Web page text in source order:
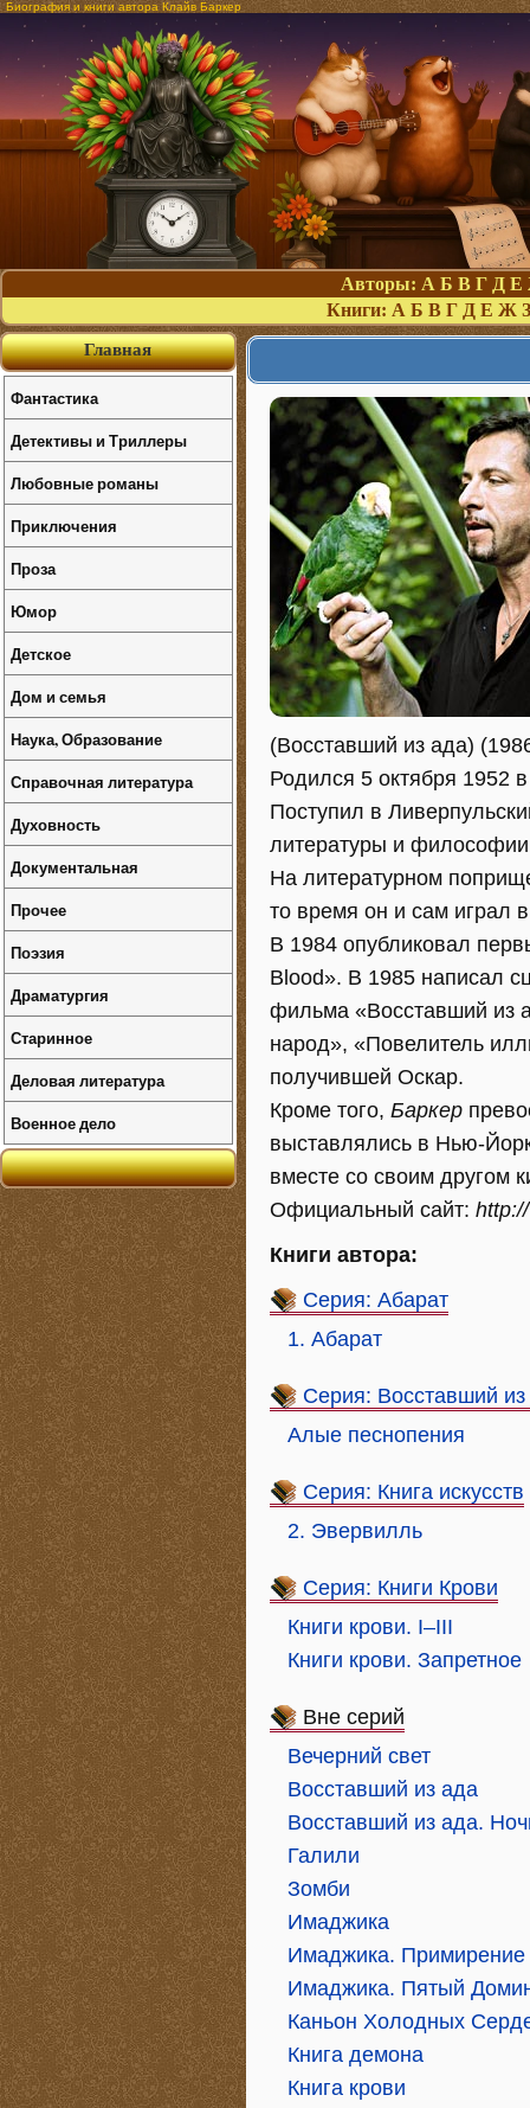
Биография и книги автора Клайв Баркер
Авторы: А Б В Г Д Е
Книги: А Б В Г Д Е Ж З
(Восставший из ада)
Родился 5 октября 1952
Поступил в
литературы и
На литературном
то время он и сам играл
В 1984 опубликовал
Blood». В 1985 написал
фильма «Восставший из
народ», «Повелитель
получившей Оскар.
Кроме того, Баркер
выставлялись в Нью-
вместе со своим другом
Официальный сайт:
Книги автора:
Серия: Абарат
1. Абарат
Серия: Восставший
Алые песнопения
Серия: Книга искусств
2. Эвервилль
Серия: Книги Крови
Книги крови. I–III
Книги крови. Запретное
Вне серий
Вечерний свет
Восставший из ада
Восставший из ада.
Галили
Зомби
Имаджика
Имаджика. Примирение
Имаджика. Пятый
Каньон Холодных
Книга демона
Книга крови
Главная
Фантастика
Детективы и Триллеры
Любовные романы
Приключения
Проза
Юмор
Детское
Дом и семья
Наука, Образование
Справочная литература
Духовность
Документальная
Прочее
Поэзия
Драматургия
Старинное
Деловая литература
Военное дело